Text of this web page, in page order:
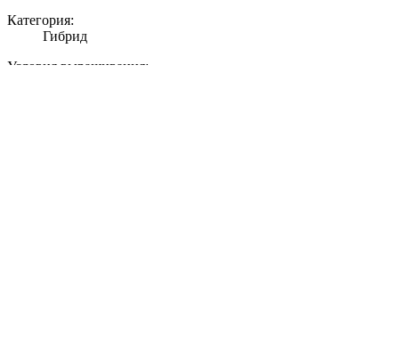
Категория:
Гибрид
Условия выращивания: